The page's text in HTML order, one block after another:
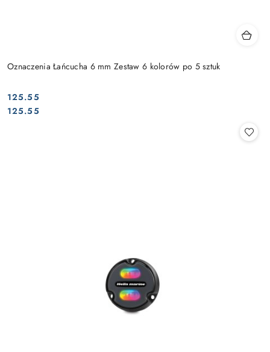
Oznaczenia Łańcucha 6 mm Zestaw 6 kolorów po 5 sztuk
Cena:
125.55
Cena:
125.55